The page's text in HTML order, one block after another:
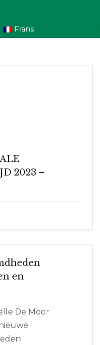
Frans
2023 –
en
De Moor